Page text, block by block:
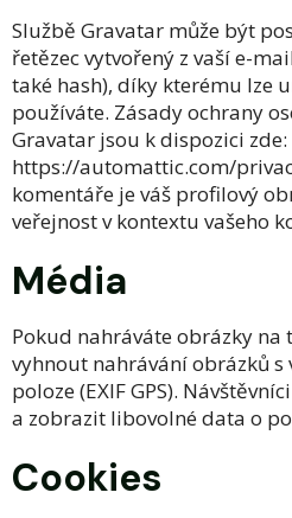
Službě Gravatar může být
řetězec vytvořený z vaší e-
také hash), díky kterému lze
používáte. Zásady ochrany
Gravatar jsou k dispozici zde:
https://automattic.com/
komentáře je váš profilový
veřejnost v kontextu vašeho
Média
Pokud nahráváte obrázky na
vyhnout nahrávání obrázků
poloze (EXIF GPS).
a zobrazit libovolné data o
Cookies